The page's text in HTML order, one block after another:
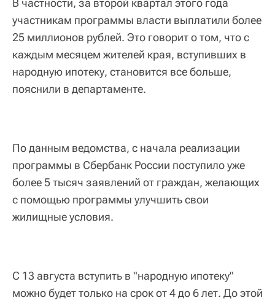
В частности, за второй квартал этого года
участникам программы власти выплатили более
25 миллионов рублей. Это говорит о том, что с
каждым месяцем жителей края, вступивших в
народную ипотеку, становится все больше,
пояснили в департаменте.
По данным ведомства, с начала реализации
программы в Сбербанк России поступило уже
более 5 тысяч заявлений от граждан, желающих
с помощью программы улучшить свои
жилищные условия.
С 13 августа вступить в "народную ипотеку"
можно будет только на срок от 4 до 6 лет. До этой